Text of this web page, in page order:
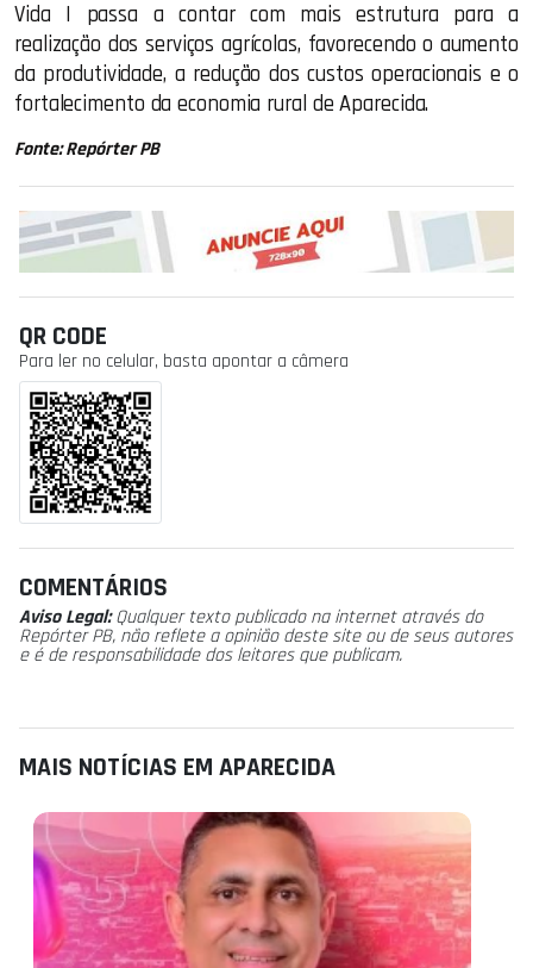
Vida I passa a contar com mais estrutura para a
realização dos serviços agrícolas, favorecendo o aumento
da produtividade, a redução dos custos operacionais e o
fortalecimento da economia rural de Aparecida.
Fonte: Repórter PB
QR CODE
Para ler no celular, basta apontar a câmera
COMENTÁRIOS
Aviso Legal:Qualquer texto publicado na internet através do
Repórter PB, não reflete a opinião deste site ou de seus autores
e é de responsabilidade dos leitores que publicam.
MAIS NOTÍCIAS EM APARECIDA